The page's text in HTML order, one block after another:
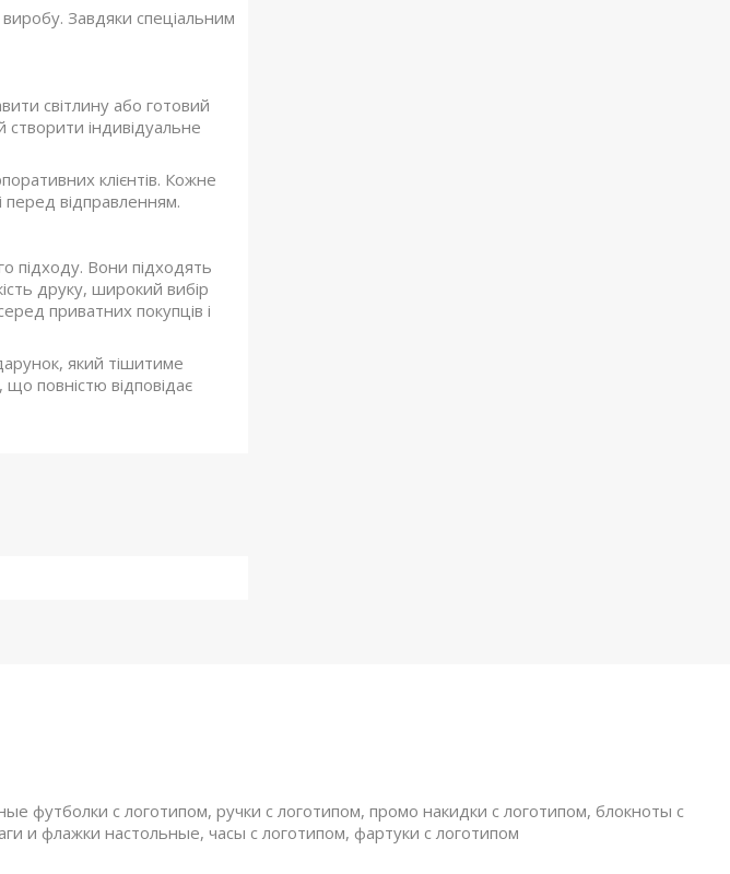
виробу. Завдяки спеціальним
світлину або готовий
індивідуальне
клієнтів. Кожне
перед відправленням.
підходу. Вони підходять
друку, широкий вибір
приватних покупців і
який тішитиме
повністю відповідає
футболки с логотипом, ручки с логотипом, промо накидки с логотипом, блокноты с
и флажки настольные, часы с логотипом, фартуки с логотипом